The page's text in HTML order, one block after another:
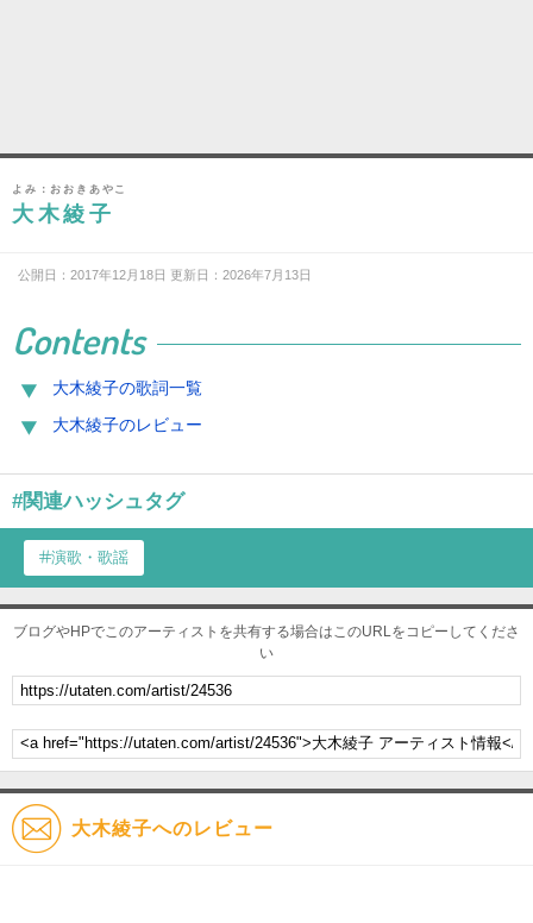
よみ：おおきあやこ
大木綾子
公開日：2017年12月18日 更新日：2026年7月13日
Contents
大木綾子の歌詞一覧
大木綾子のレビュー
#関連ハッシュタグ
演歌・歌謡
ブログやHPでこのアーティストを共有する場合はこのURLをコピーしてくださ
い
大木綾子へのレビュー